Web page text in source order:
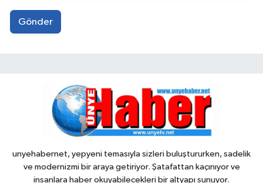
Gönder
unyehabernet, yepyeni temasıyla sizleri buluştururken, sadelik
ve modernizmi bir araya getiriyor. Şatafattan kaçınıyor ve
insanlara haber okuyabilecekleri bir altyapı sunuyor.